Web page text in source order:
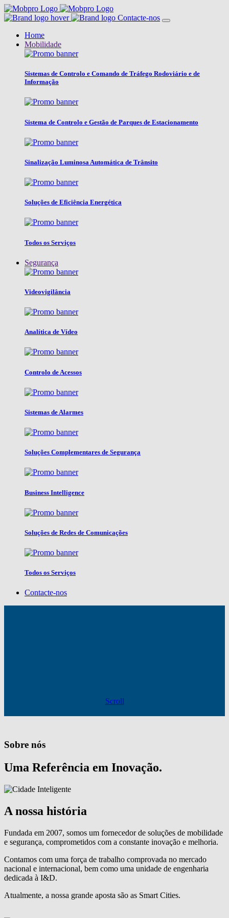
Contacte-nos
Home
Mobilidade
Sistemas de Controlo e Comando de Tráfego Rodoviário e de
Informação
Sistema de Controlo e Gestão de Parques de Estacionamento
Sinalização Luminosa Automática de Trânsito
Soluções de Eficiência Energética
Todos os Serviços
Segurança
Videovigilância
Analítica de Vídeo
Controlo de Acessos
Sistemas de Alarmes
Soluções Complementares de Segurança
Business Intelligence
Soluções de Redes de Comunicações
Todos os Serviços
Contacte-nos
Scroll
Sobre nós
Uma Referência em Inovação.
A nossa história
Fundada em 2007, somos um fornecedor de soluções de mobilidade
e segurança, comprometidos com a constante inovação e melhoria.
Contamos com uma força de trabalho comprovada no mercado
nacional e internacional, bem como uma unidade de engenharia
dedicada à I&D.
Atualmente, a nossa grande aposta são as Smart Cities.